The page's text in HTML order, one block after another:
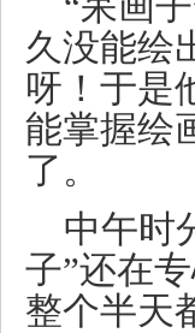
久没能绘
呀！于是
能掌握绘
了。
中午时
子”还在
整个半天